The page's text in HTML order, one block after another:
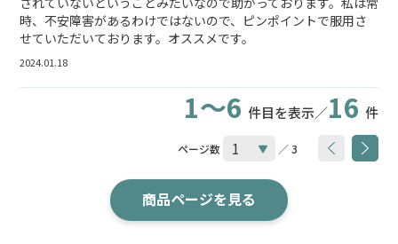
時、不安障害があるわけではないので、ピンポイントで服用さ
せていただいております。オススメです。
2024.01.18
1～6 件目を表示／16 件
ページ数 ／ 3
商品ページを見る